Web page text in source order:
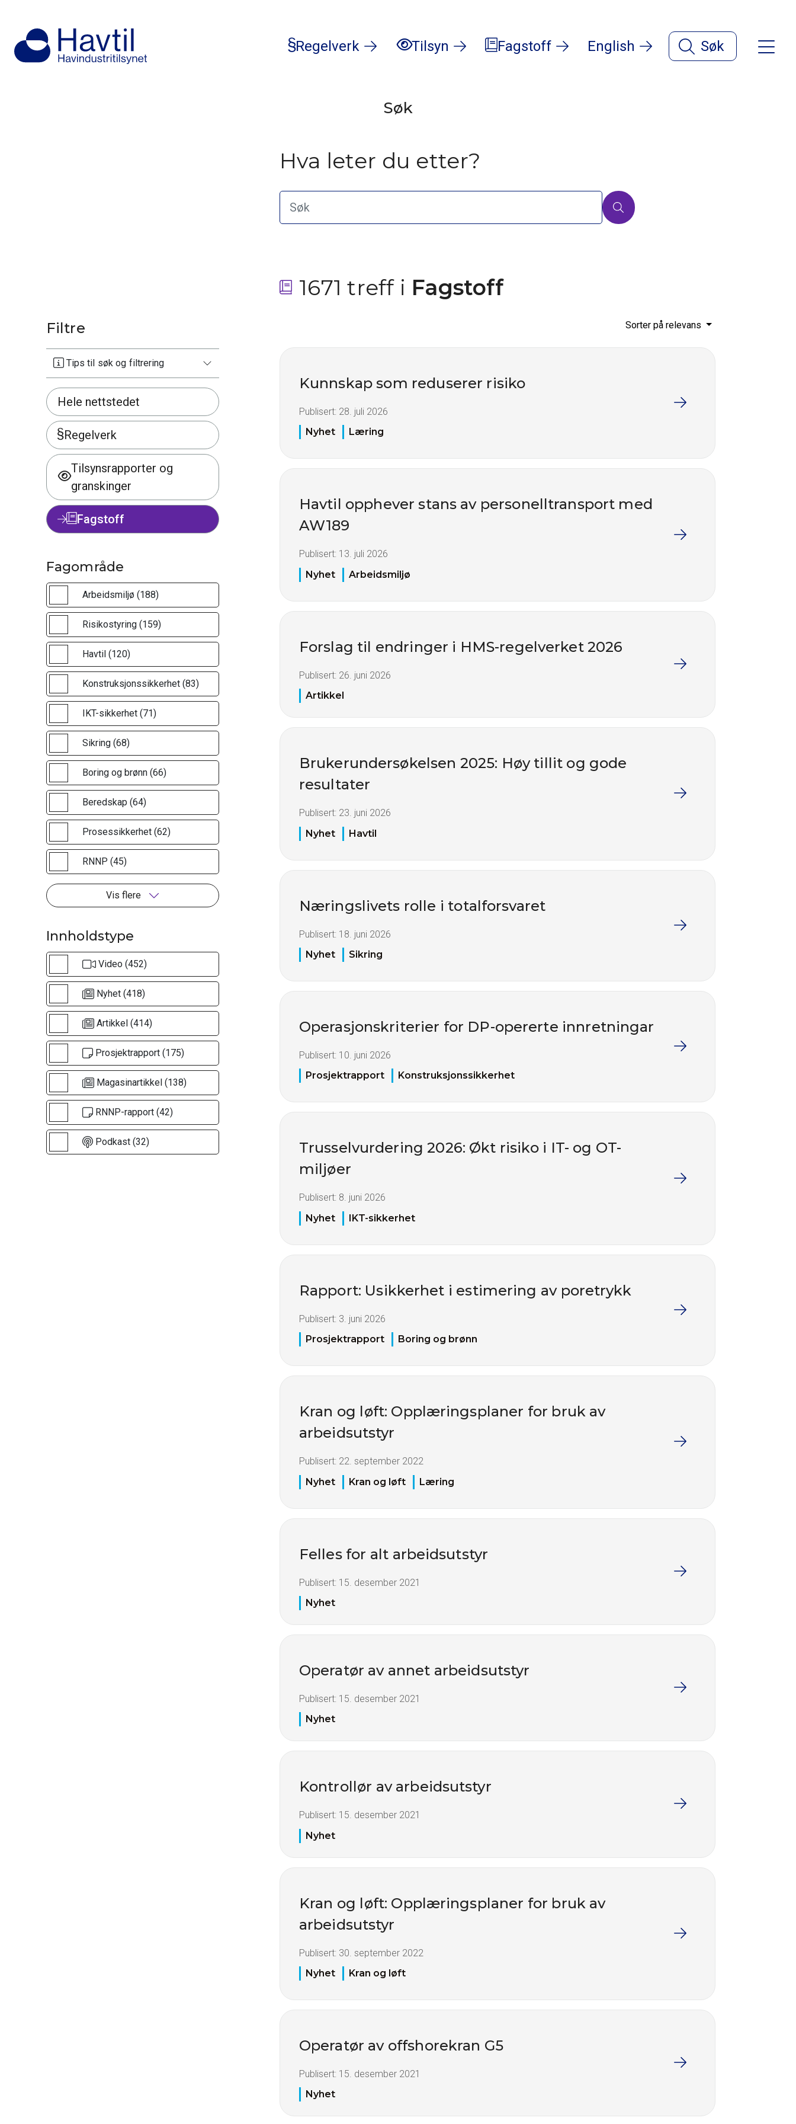
Regelverk Tilsyn Fagstoff English Søk
Søk
Hva leter du etter?
1671 treff i Fagstoff
Filtre
Tips til søk og filtrering
Hele nettstedet
Regelverk
Tilsynsrapporter og
granskinger
Fagstoff
Fagområde
Arbeidsmiljø (188)
Risikostyring (159)
Havtil (120)
Konstruksjonssikkerhet (83)
IKT-sikkerhet (71)
Sikring (68)
Boring og brønn (66)
Beredskap (64)
Prosessikkerhet (62)
RNNP (45)
Vis flere
Innholdstype
Video (452)
Nyhet (418)
Artikkel (414)
Prosjektrapport (175)
Magasinartikkel (138)
RNNP-rapport (42)
Podkast (32)
Sorter på relevans
Kunnskap som reduserer risiko
Publisert: 28. juli 2026
Nyhet
Læring
Havtil opphever stans av personelltransport med
AW189
Publisert: 13. juli 2026
Nyhet
Arbeidsmiljø
Forslag til endringer i HMS-regelverket 2026
Publisert: 26. juni 2026
Artikkel
Brukerundersøkelsen 2025: Høy tillit og gode
resultater
Publisert: 23. juni 2026
Nyhet
Havtil
Næringslivets rolle i totalforsvaret
Publisert: 18. juni 2026
Nyhet
Sikring
Operasjonskriterier for DP-opererte innretningar
Publisert: 10. juni 2026
Prosjektrapport
Konstruksjonssikkerhet
Trusselvurdering 2026: Økt risiko i IT- og OT-
miljøer
Publisert: 8. juni 2026
Nyhet
IKT-sikkerhet
Rapport: Usikkerhet i estimering av poretrykk
Publisert: 3. juni 2026
Prosjektrapport
Boring og brønn
Kran og løft: Opplæringsplaner for bruk av
arbeidsutstyr
Publisert: 22. september 2022
Nyhet
Kran og løft Læring
Felles for alt arbeidsutstyr
Publisert: 15. desember 2021
Nyhet
Operatør av annet arbeidsutstyr
Publisert: 15. desember 2021
Nyhet
Kontrollør av arbeidsutstyr
Publisert: 15. desember 2021
Nyhet
Kran og løft: Opplæringsplaner for bruk av
arbeidsutstyr
Publisert: 30. september 2022
Nyhet
Kran og løft
Operatør av offshorekran G5
Publisert: 15. desember 2021
Nyhet